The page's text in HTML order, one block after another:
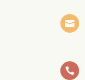

